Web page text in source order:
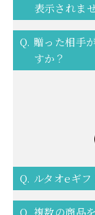
表示されま
Q. 贈った相手
すか？
Q. ルタオeギ
Q. 複数の商品